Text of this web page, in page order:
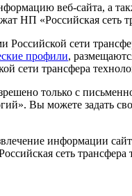
веб-сайта, а
НП «Российская сеть
Российской сети
профили,
сети трансфера
только с
Вы можете задать
информации
сеть трансфера